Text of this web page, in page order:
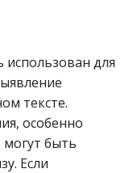
использован для
тексте.
особенно
быть
Если